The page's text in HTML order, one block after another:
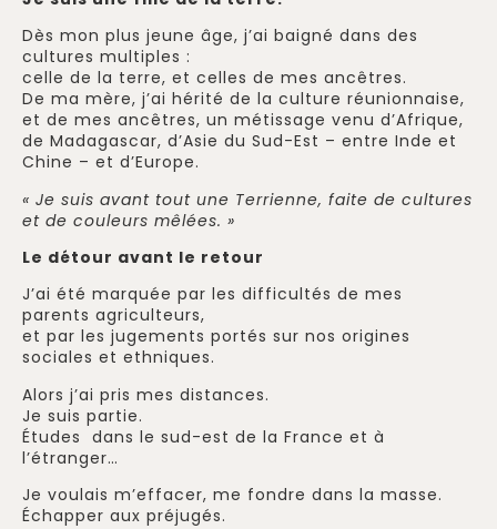
Dès mon plus jeune âge, j’ai baigné dans des
cultures multiples :
celle de la terre, et celles de mes ancêtres.
De ma mère, j’ai hérité de la culture réunionnaise,
et de mes ancêtres, un métissage venu d’Afrique,
de Madagascar, d’Asie du Sud-Est – entre Inde et
Chine – et d’Europe.
« Je suis avant tout une Terrienne, faite de cultures
et de couleurs mêlées. »
Le détour avant le retour
J’ai été marquée par les difficultés de mes
parents agriculteurs,
et par les jugements portés sur nos origines
sociales et ethniques.
Alors j’ai pris mes distances.
Je suis partie.
Études dans le sud-est de la France et à
l’étranger…
Je voulais m’effacer, me fondre dans la masse.
Échapper aux préjugés.